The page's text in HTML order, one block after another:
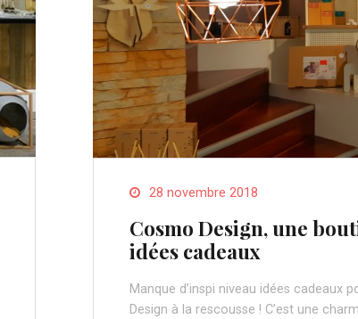
28 novembre 2018
Cosmo Design, une
idées cadeaux
Manque d’inspi niveau idées cadeaux
Design à la rescousse ! C’est une